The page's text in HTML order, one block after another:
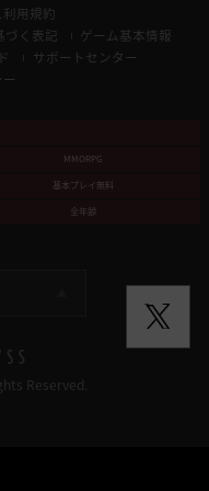
利用規約
づく表記
ゲーム基本情報
サポートセンター
MMORPG
基本プレイ無料
全年齢
Reserved.